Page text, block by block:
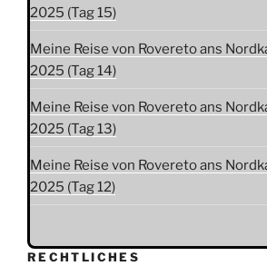
2025 (Tag 15)
Meine Reise von Rovereto ans
2025 (Tag 14)
Meine Reise von Rovereto ans
2025 (Tag 13)
Meine Reise von Rovereto ans
2025 (Tag 12)
RECHTLICHES